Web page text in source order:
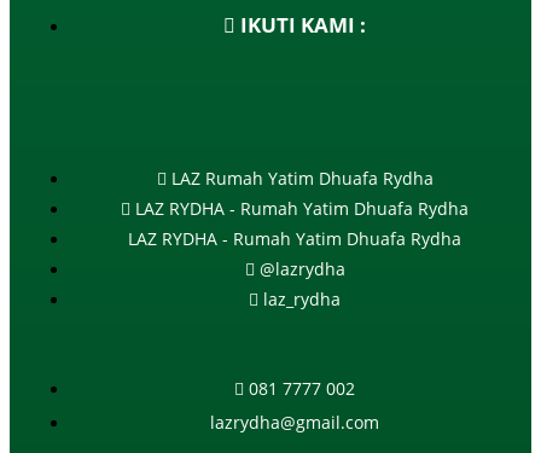
IKUTI KAMI :
LAZ Rumah Yatim Dhuafa Rydha
LAZ RYDHA - Rumah Yatim Dhuafa Rydha
LAZ RYDHA - Rumah Yatim Dhuafa Rydha
@lazrydha
laz_rydha
081 7777 002
lazrydha@gmail.com